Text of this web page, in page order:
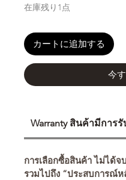
在庫残り1点
カートに追加する
今
Warranty สินค้ามีการรั
การเลือกซื้อสินค้า ไม่ได้
รวมไปถึง “ประสบการณ์ห